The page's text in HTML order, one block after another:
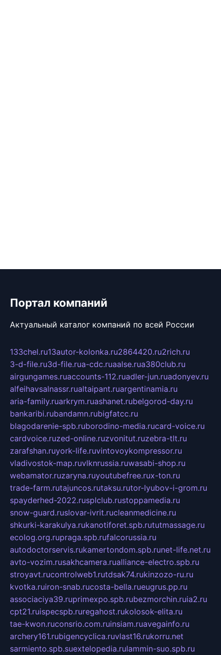
Портал компаний
Актуальный каталог компаний по всей России
133chel.ru13autor-kolonka.ru2864420.ru2rich.ru
3-d-file.ru3d-file.rua-cdc.ruaalse.rua380club.ru
airgungames.ruaccounts-112.ruadler-jun.ruadonyev.ru
alfeihavsalnassr.rualtaipant.ruargentinamia.ru
aria-family.ruarkrym.ruashanet.rubelgorod-day.ru
bankaribi.rubandamn.rubigfatcc.ru
blagodarenie-spb.ruborodino-media.rucard-voice.ru
cardvoice.ruzed-online.ruzvonitut.ruzebra-tlt.ru
zarafshan.ruyork-life.ruvintovoykompressor.ru
vladivostok-map.ruvlknrussia.ruwasabi-shop.ru
webamator.ruzaryna.ruyoutubefree.rux-ton.ru
trade-farm.rutajuncos.rutaksu.rutor-lyubov-i-grom.ru
spayderhed-2022.rusplclub.rustoppamedia.ru
snow-guard.ruslovar-ivrit.rucleanmedicine.ru
shkurki-karakulya.rukanotiforet.spb.rututmassage.ru
ecolog.org.rupraga.spb.rufalcorussia.ru
autodoctorservis.rukamertondom.spb.runet-life.net.ru
avto-vozim.rusakhcamera.rualliance-electro.spb.ru
stroyavt.rucontrolweb1.rutdsak74.rukinzozo-ru.ru
kvotka.ruiron-snab.rucosta-bella.rueugrus.pp.ru
associaciya39.ruprimexpo.spb.rubezmorchin.ruia2.ru
cpt21.ruispecspb.ruregahost.rukolosok-elita.ru
tae-kwon.ruconsrio.com.ruinsiam.ruavegainfo.ru
archery161.rubigencyclica.ruvlast16.rukorru.net
sarmiento.spb.suextelopedia.rulammin-suo.spb.ru